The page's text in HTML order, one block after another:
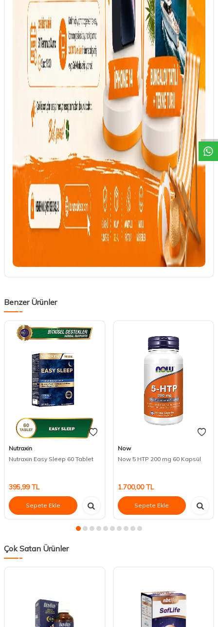
Benzer Ürünler
Nutraxin
Nutraxin Easy Sleep 60 Tablet
395,99TL
Sepete Ekle
Now
Now 5 HTP 200 mg 60 Kapsül
1.700,00TL
Sepete Ekle
Çok Satan Ürünler